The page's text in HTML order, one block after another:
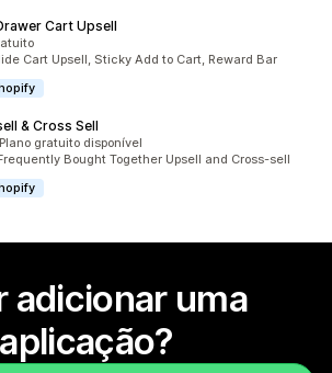
Cart Upsell
Cart Upsell, Sticky Add to Cart, Reward Bar
& Cross Sell
Plano gratuito disponível
Bought Together Upsell and Cross-sell
adicionar uma
aplicação?